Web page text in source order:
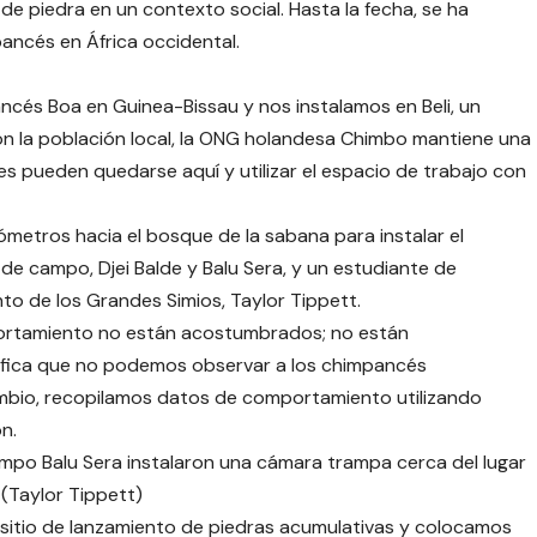
piedra en un contexto social. Hasta la fecha, se ha
en África occidental.
Boa en Guinea-Bissau y nos instalamos en Beli, un
población local, la ONG holandesa Chimbo mantiene una
pueden quedarse aquí y utilizar el espacio de trabajo con
hacia el bosque de la sabana para instalar el
campo, Djei Balde y Balu Sera, y un estudiante de
de los Grandes Simios, Taylor Tippett.
no están acostumbrados; no están
que no podemos observar a los chimpancés
recopilamos datos de comportamiento utilizando
Balu Sera instalaron una cámara trampa cerca del lugar
Tippett)
de lanzamiento de piedras acumulativas y colocamos